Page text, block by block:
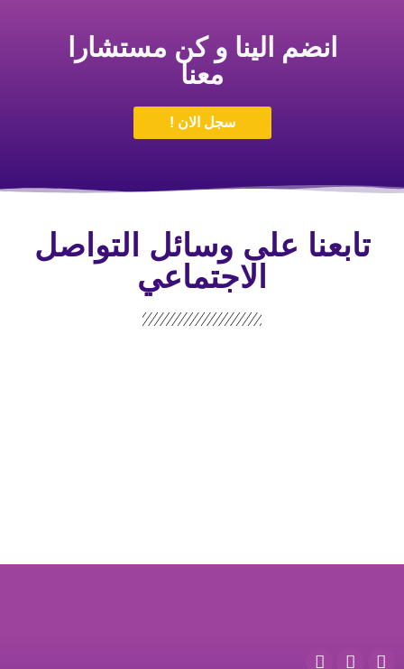
انضم الينا و كن مستشارا
معنا
سجل الان !
تابعنا على وسائل التواصل
الاجتماعي